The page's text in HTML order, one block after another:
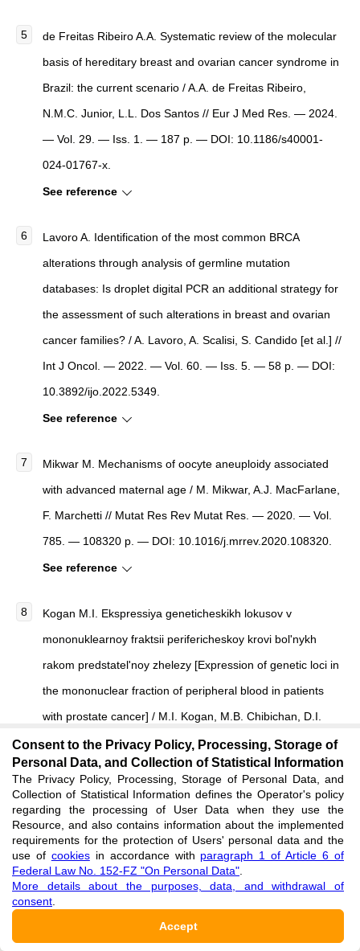
de Freitas Ribeiro A.A. Systematic review of the molecular
basis of hereditary breast and ovarian cancer syndrome in
Brazil: the current scenario / A.A. de Freitas Ribeiro,
N.M.C. Junior, L.L. Dos Santos // Eur J Med Res. — 2024.
— Vol. 29. — Iss. 1. — 187 p. — DOI: 10.1186/s40001-
024-01767-x.
See reference
Lavoro A. Identification of the most common BRCA
alterations through analysis of germline mutation
databases: Is droplet digital PCR an additional strategy for
the assessment of such alterations in breast and ovarian
cancer families? / A. Lavoro, A. Scalisi, S. Candido [et al.] //
Int J Oncol. — 2022. — Vol. 60. — Iss. 5. — 58 p. — DOI:
10.3892/ijo.2022.5349.
See reference
Mikwar M. Mechanisms of oocyte aneuploidy associated
with advanced maternal age / M. Mikwar, A.J. MacFarlane,
F. Marchetti // Mutat Res Rev Mutat Res. — 2020. — Vol.
785. — 108320 p. — DOI: 10.1016/j.mrrev.2020.108320.
See reference
Kogan M.I. Ekspressiya geneticheskikh lokusov v
mononuklearnoy fraktsii perifericheskoy krovi bol'nykh
rakom predstatel'noy zhelezy [Expression of genetic loci in
the mononuclear fraction of peripheral blood in patients
with prostate cancer] / M.I. Kogan, M.B. Chibichan, D.I.
Vodolazhskiy // Onkourologiya [Oncourology]. — 2012. —
№ 1. — P. 40–48. [in Russian]
See reference
D'Elia G. Increased Risk of Hereditary Prostate Cancer in
Italian Families with Hereditary Breast and Ovarian Cancer
Syndrome Harboring Mutations in BRCA and in Other
[et al.] // Genes (Basel). — 2022. — Vol. 13. — Iss. 10. —
Consent to the Privacy Policy, Processing, Storage of
Personal Data, and Collection of Statistical Information
The Privacy Policy, Processing, Storage of Personal Data, and
Collection of Statistical Information defines the Operator's policy
regarding the processing of User Data when they use the
Resource, and also contains information about the implemented
requirements for the protection of Users' personal data and the
use of cookiesin accordance with paragraph 1 of Article 6 of
Federal Law No. 152-FZ "On Personal Data"
More details about the purposes, data, and withdrawal of
consent
Accept